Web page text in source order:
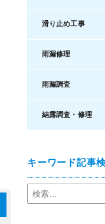
滑り止め工事
雨漏修理
雨漏調査
結露調査・修理
キーワード記事